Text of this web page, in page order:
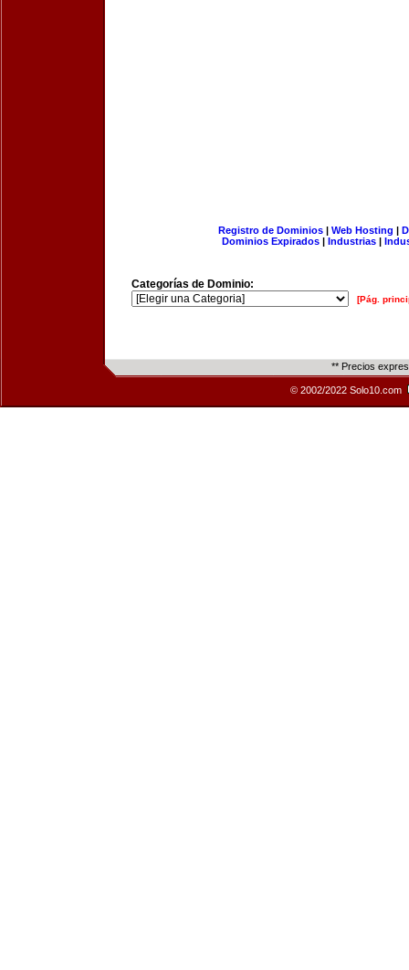
Registro de Dominios| Web Hosting |
Dominios Expirados | Industrias |
Categorías de Dominio:
[Pág.
** Precios
© 2002/2022 Solo10.com